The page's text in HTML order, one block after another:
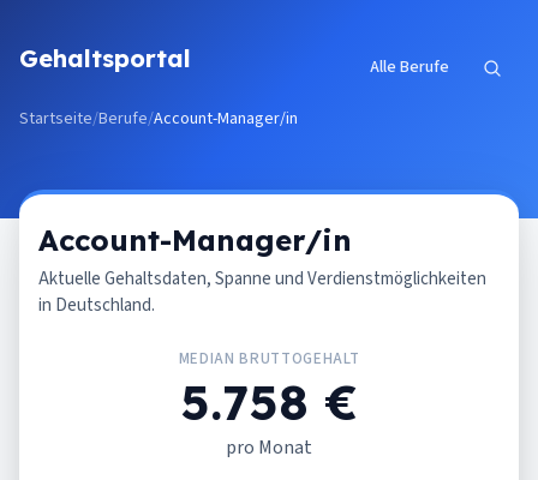
Gehaltsportal Alle Berufe
Startseite/Berufe/Account-Manager/in
Account-Manager/in
Aktuelle Gehaltsdaten, Spanne und Verdienstmöglichkeiten
in Deutschland.
MEDIAN BRUTTOGEHALT
5.758 €
pro Monat